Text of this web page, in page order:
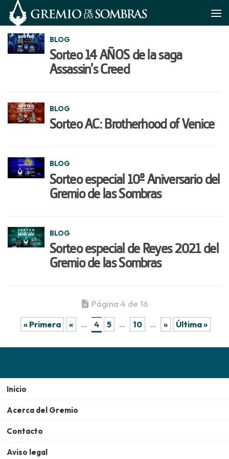
Saltar al contenido
BLOG
Sorteo 14 AÑOS de la saga
Assassin’s Creed
BLOG
Sorteo AC: Brotherhood of Venice
BLOG
Sorteo especial 10º Aniversario del
Gremio de las Sombras
BLOG
Sorteo especial de Reyes 2021 del
Gremio de las Sombras
Página 4 de 16
« Primera « ... 4 5 ... 10 ... » Última »
Inicio
Acerca del Gremio
Contacto
Aviso legal